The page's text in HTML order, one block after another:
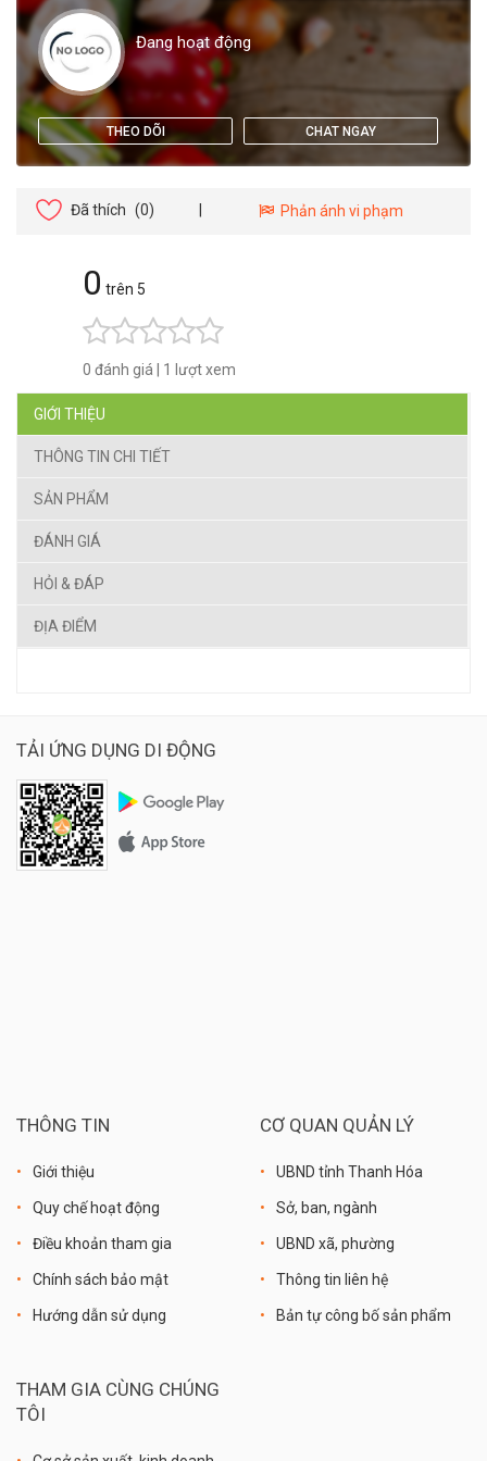
Đang hoạt động
THEO DÕI CHAT NGAY
Đã thích (0) Phản ánh vi phạm
0 trên 5
0 đánh giá 1 lượt xem
GIỚI THIỆU
THÔNG TIN CHI TIẾT
SẢN PHẨM
ĐÁNH GIÁ
HỎI & ĐÁP
ĐỊA ĐIỂM
TẢI ỨNG DỤNG DI ĐỘNG
THÔNG TIN
Giới thiệu
Quy chế hoạt động
Điều khoản tham gia
Chính sách bảo mật
Hướng dẫn sử dụng
CƠ QUAN QUẢN LÝ
UBND tỉnh Thanh Hóa
Sở, ban, ngành
UBND xã, phường
Thông tin liên hệ
Bản tự công bố sản phẩm
THAM GIA CÙNG CHÚNG
TÔI